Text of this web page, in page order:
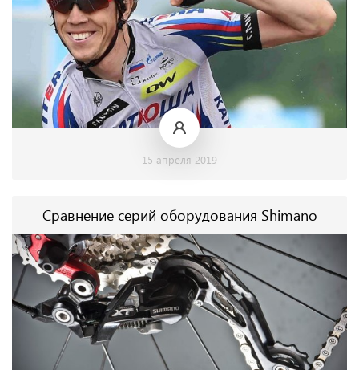
15 апреля 2019
Сравнение серий оборудования Shimano